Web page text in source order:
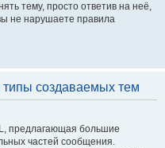
тему, просто ответив на неё,
не нарушаете правила
создаваемых тем
предлагающая большие
частей сообщения.